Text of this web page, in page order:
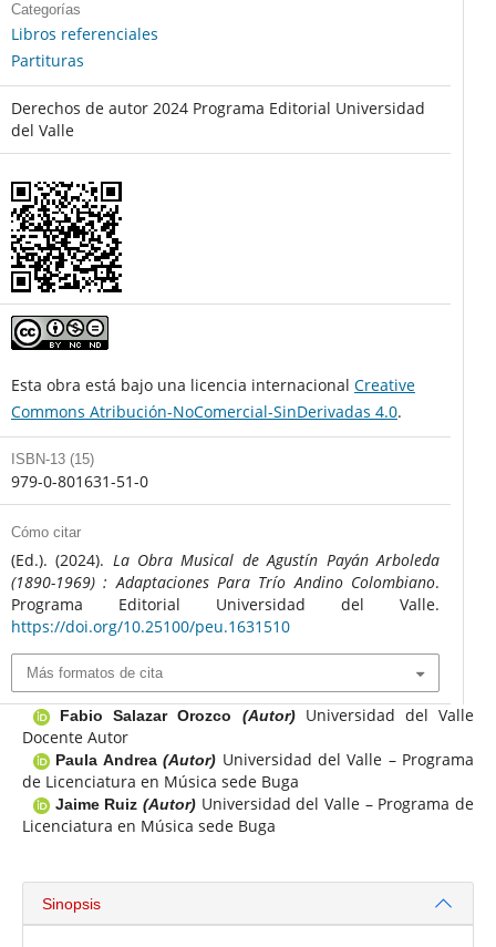
Categorías
Libros referenciales
Partituras
Derechos de autor 2024 Programa Editorial Universidad
del Valle
Esta obra está bajo una licencia internacional Creative
Commons Atribución-NoComercial-SinDerivadas 4.0.
ISBN-13 (15)
979-0-801631-51-0
Cómo citar
(Ed.). (2024). La Obra Musical de Agustín Payán Arboleda
(1890-1969) : Adaptaciones Para Trío Andino Colombiano.
Programa Editorial Universidad del Valle.
https://doi.org/10.25100/peu.1631510
Más formatos de cita
Fabio Salazar Orozco (Autor)
Universidad del Valle
Docente Autor
Paula Andrea(Autor) Universidad del Valle – Programa
de Licenciatura en Música sede Buga
Jaime Ruiz(Autor) Universidad del Valle – Programa de
Licenciatura en Música sede Buga
Sinopsis